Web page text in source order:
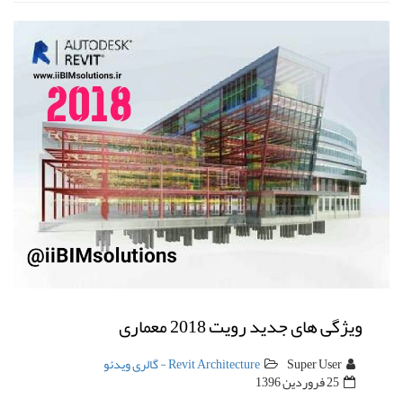
ویژگی های جدید رویت 2018 معماری
Super User Revit Architecture - گالری ویدئو
25 فروردين 1396